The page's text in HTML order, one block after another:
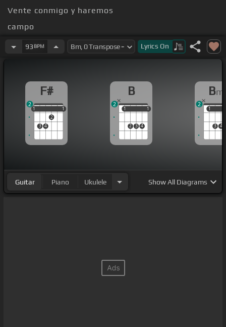
Vente conmigo y haremos
campo
casita[Bm] en el campo
93 BPM Lyrics On
F#
1
3 4
2
1
1 1
2
B
1
2 3 4
1
1 1
2
Bm
1
3 4
1
2
Guitar Piano Ukulele ShowAll Diagrams